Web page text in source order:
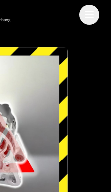
Google
membaca dan setuju
danKebijakan Privasi kami.